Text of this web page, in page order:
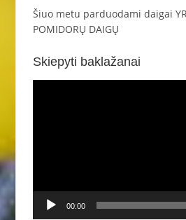
Šiuo metu parduodami daigai
POMIDORŲ DAIGŲ
Skiepyti baklažanai
00:00